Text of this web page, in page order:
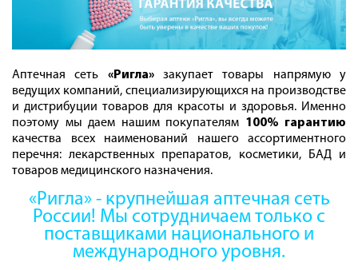
Аптечная сеть «Ригла»закупает товары напрямую у
ведущих компаний, специализирующихся на производстве
и дистрибуции товаров для красоты и здоровья. Именно
поэтому мы даем нашим покупателям 100% гарантию
качества всех наименований нашего ассортиментного
перечня: лекарственных препаратов, косметики, БАД и
товаров медицинского назначения.
«Ригла» - крупнейшая аптечная сеть
России! Мы сотрудничаем только с
поставщиками национального и
международного уровня.